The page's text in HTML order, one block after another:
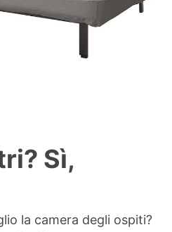
Sì,
la camera degli ospiti?